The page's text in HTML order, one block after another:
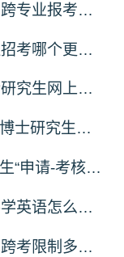
2027考博招生全日制、在职、跨专业报考要求
2027考博招生申请考核和普通招考哪个更好考？
2027年报考上海政法学院博士研究生网上报名公告
沈阳药科大学关于开展2026级博士研究生录取后信息采集及档案调取等相关工作的通知
国防科技大学2027年博士研究生“申请-考核”制招生专业基础笔试考试大纲
2027考博英语难上岸？多年不学英语怎么备考？
2027跨专业考博能不能上岸？跨考限制多不多？